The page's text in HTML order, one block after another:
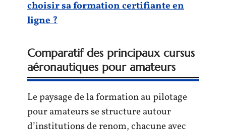
choisir sa formation certifiante en
ligne ?
Comparatif des principaux cursus
aéronautiques pour amateurs
Le paysage de la formation au pilotage
pour amateurs se structure autour
d’institutions de renom, chacune avec